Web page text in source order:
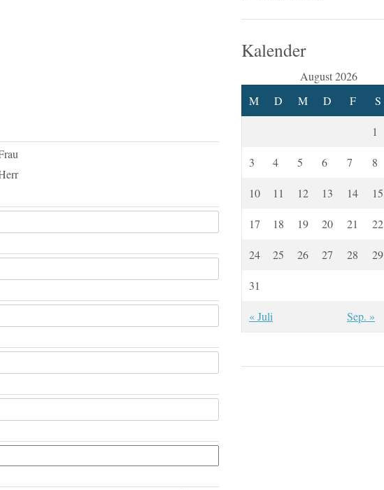
Kalender
August 2026
M
D M D F S
1
3 4 5 6 7 8
10 11 12 13 14 15
17 18 19 20 21 22
24 25 26 27 28 29
31
« Juli Sep. »